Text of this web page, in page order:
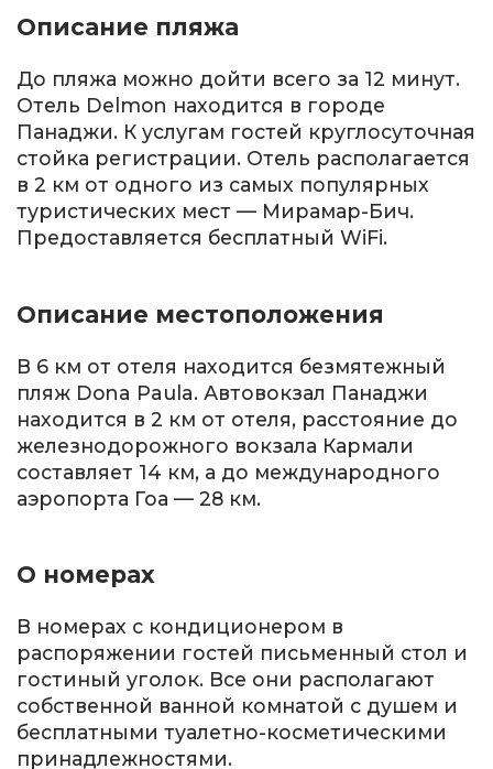
Описание пляжа
До пляжа можно дойти всего за 12 минут.
Отель Delmon находится в городе
Панаджи. К услугам гостей круглосуточная
стойка регистрации. Отель располагается
в 2 км от одного из самых популярных
туристических мест — Мирамар-Бич.
Предоставляется бесплатный WiFi.
Описание местоположения
В 6 км от отеля находится безмятежный
пляж Dona Paula. Автовокзал Панаджи
находится в 2 км от отеля, расстояние до
железнодорожного вокзала Кармали
составляет 14 км, а до международного
аэропорта Гоа — 28 км.
О номерах
В номерах с кондиционером в
распоряжении гостей письменный стол и
гостиный уголок. Все они располагают
собственной ванной комнатой с душем и
бесплатными туалетно-косметическими
принадлежностями.